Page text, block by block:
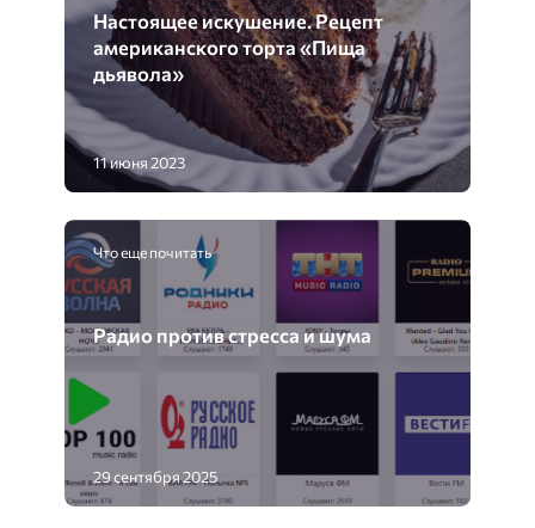
Настоящее искушение. Рецепт
американского торта «Пища
дьявола»
11 июня 2023
Что еще почитать
Радио против стресса и шума
29 сентября 2025